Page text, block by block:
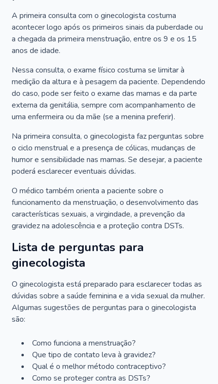
A primeira consulta com o ginecologista costuma
acontecer logo após os primeiros sinais da puberdade ou
a chegada da primeira menstruação, entre os 9 e os 15
anos de idade.
Nessa consulta, o exame físico costuma se limitar à
medição da altura e à pesagem da paciente. Dependendo
do caso, pode ser feito o exame das mamas e da parte
externa da genitália, sempre com acompanhamento de
uma enfermeira ou da mãe (se a menina preferir).
Na primeira consulta, o ginecologista faz perguntas sobre
o ciclo menstrual e a presença de cólicas, mudanças de
humor e sensibilidade nas mamas. Se desejar, a paciente
poderá esclarecer eventuais dúvidas.
O médico também orienta a paciente sobre o
funcionamento da menstruação, o desenvolvimento das
características sexuais, a virgindade, a prevenção da
gravidez na adolescência e a proteção contra DSTs.
Lista de perguntas para
ginecologista
O ginecologista está preparado para esclarecer todas as
dúvidas sobre a saúde feminina e a vida sexual da mulher.
Algumas sugestões de perguntas para o ginecologista
são:
Como funciona a menstruação?
Que tipo de contato leva à gravidez?
Qual é o melhor método contraceptivo?
Como se proteger contra as DSTs?